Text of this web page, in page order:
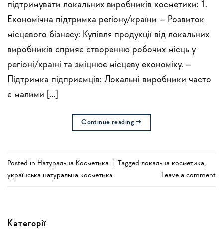
підтримувати локальних виробників косметики: 1.
Економічна підтримка регіону/країни – Розвиток
місцевого бізнесу: Купівля продукції від локальних
виробників сприяє створенню робочих місць у
регіоні/країні та зміцнює місцеву економіку. –
Підтримка підприємців: Локальні виробники часто
є малими […]
Continue reading→
Posted in Натуральна Косметика Tagged локальна косметика,
українська натуральна косметика
Leave a comment
Категорії